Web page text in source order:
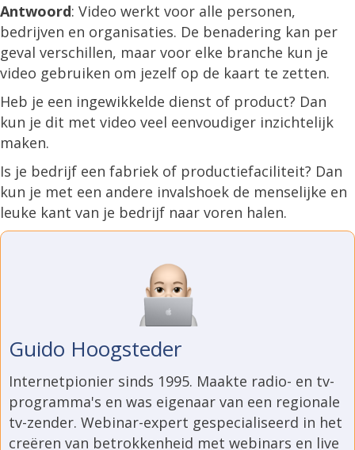
Antwoord: Video werkt voor alle personen,
bedrijven en organisaties. De benadering kan per
geval verschillen, maar voor elke branche kun je
video gebruiken om jezelf op de kaart te zetten.
Heb je een ingewikkelde dienst of product? Dan
kun je dit met video veel eenvoudiger inzichtelijk
maken.
Is je bedrijf een fabriek of productiefaciliteit? Dan
kun je met een andere invalshoek de menselijke en
leuke kant van je bedrijf naar voren halen.
Guido Hoogsteder
Internetpionier sinds 1995. Maakte radio- en tv-
programma's en was eigenaar van een regionale
tv-zender. Webinar-expert gespecialiseerd in het
creëren van betrokkenheid met webinars en live